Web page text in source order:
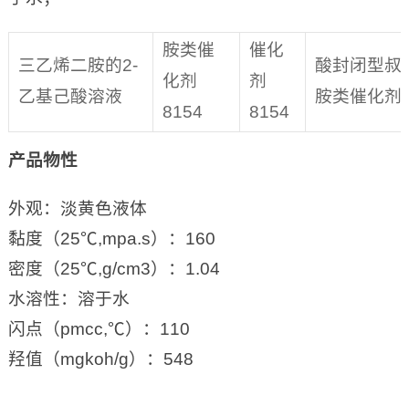
三乙烯二胺的2-
乙基己酸溶液
胺类催
化剂
8154
催化
剂
8154
酸封闭型叔
胺类催化剂
产品物性
外观：淡黄色液体
黏度（25℃,mpa.s）：160
密度（25℃,g/cm3）：1.04
水溶性：溶于水
闪点（pmcc,℃）：110
羟值（mgkoh/g）：548